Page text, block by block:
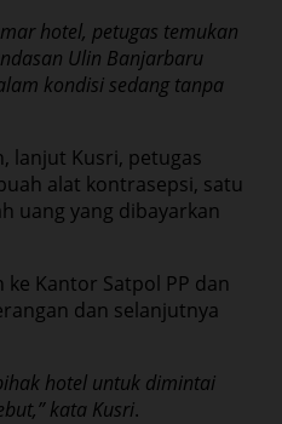
hotel, petugas temukan
Ulin Banjarbaru
kondisi sedang tanpa
lanjut Kusri, petugas
alat kontrasepsi, satu
uang yang dibayarkan
Kantor Satpol PP dan
dan selanjutnya
hotel untuk dimintai
kata Kusri.